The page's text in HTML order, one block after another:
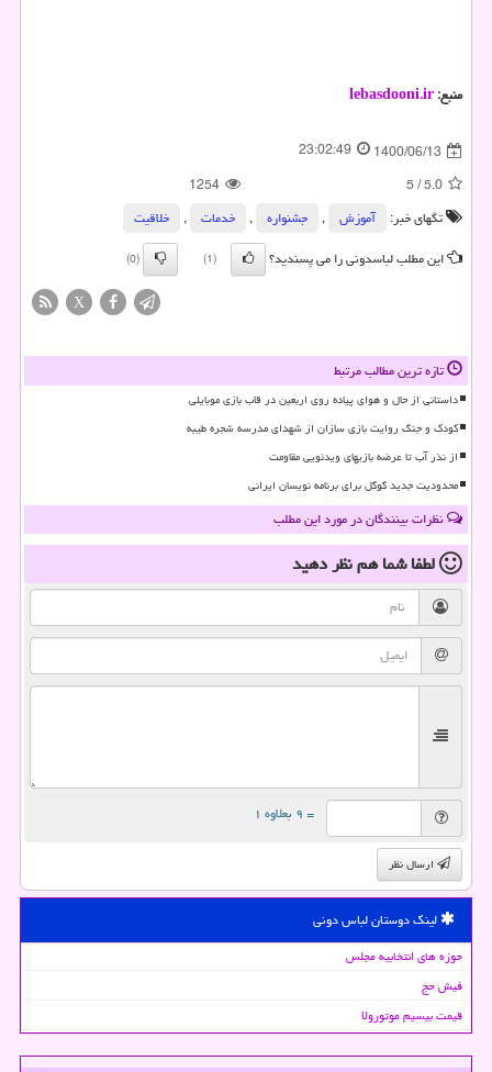
منبع:lebasdooni.ir
1400/06/13
23:02:49
5.0
/
5
1254
تگهای خبر:
آموزش , جشنواره , خدمات ,
خلاقیت
این مطلب لباسدونی را می پسندید؟
(1)
(0)
X
تازه ترین مطالب مرتبط
داستانی از حال و هوای پیاده روی اربعین در قاب بازی موبایلی
کودک و جنگ روایت بازی سازان از شهدای مدرسه شجره طیبه
از نذر آب تا عرضه بازیهای ویدئویی مقاومت
محدودیت جدید گوگل برای برنامه نویسان ایرانی
نظرات بینندگان در مورد این مطلب
لطفا شما همنظر دهید
= ۹ بعلاوه ۱
ارسال نظر
لینک دوستان لباس دونی
حوزه های انتخابیه مجلس
فیش حج
قیمت بیسیم موتورولا